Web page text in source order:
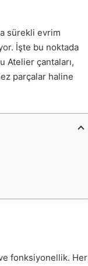
sürekli evrim
İşte bu noktada
Atelier çantaları,
parçalar haline
fonksiyonellik. Her